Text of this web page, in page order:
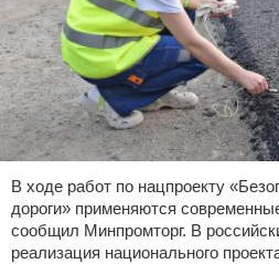
В ходе работ по нацпроекту
дороги» применяются
сообщил Минпромторг. В
реализация национального